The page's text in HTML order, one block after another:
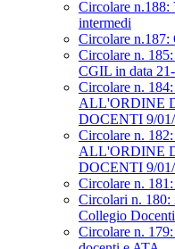
Circolare n.188:
intermedi
Circolare n.187:
Circolare n.
CGIL in data
Circolare n.
ALL'ORDINE
DOCENTI 9/
Circolare n.
ALL'ORDINE
DOCENTI 9/
Circolare n.
Circolari n. 180:
Collegio
Circolare n.